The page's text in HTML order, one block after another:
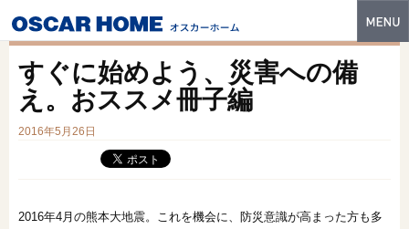
特長
イベント・モデルハウス
すぐに始めよう、災害への備
え。おススメ冊子編
2016年5月26日
2016年4月の熊本大地震。これを機会に、防災意識が高まった方も多